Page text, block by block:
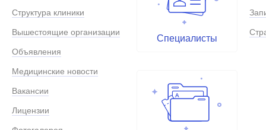
Структура клиники
Вышестоящие организации
Объявления
Медицинские новости
Вакансии
Лицензии
Специалисты